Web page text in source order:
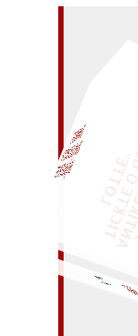
geh heim!
EINMAL!